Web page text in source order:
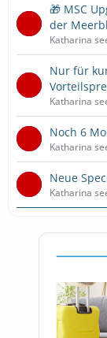
🎁 MSC
der
Katharina
Nur für
Katharina
Noch 6
Katharina
Neue
Katharina